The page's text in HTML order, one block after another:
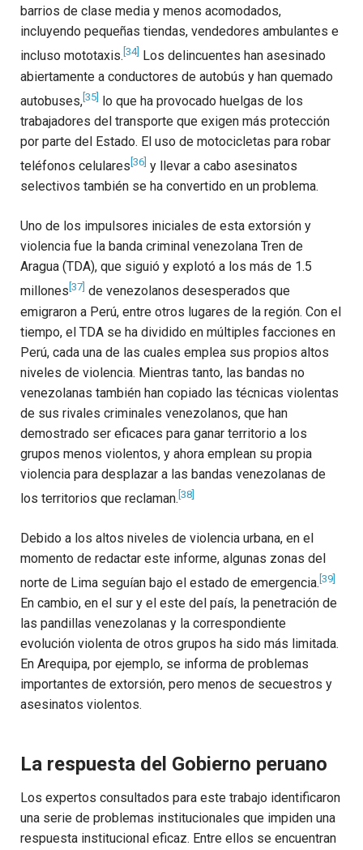
barrios de clase media y menos acomodados,
incluyendo pequeñas tiendas, vendedores ambulantes e
incluso mototaxis. [34] Los delincuentes han asesinado
abiertamente a conductores de autobús y han quemado
autobuses, [35] lo que ha provocado huelgas de los
trabajadores del transporte que exigen más protección
por parte del Estado. El uso de motocicletas para robar
teléfonos celulares [36] y llevar a cabo asesinatos
selectivos también se ha convertido en un problema.
Uno de los impulsores iniciales de esta extorsión y
violencia fue la banda criminal venezolana Tren de
Aragua (TDA), que siguió y explotó a los más de 1.5
millones [37] de venezolanos desesperados que
emigraron a Perú, entre otros lugares de la región. Con el
tiempo, el TDA se ha dividido en múltiples facciones en
Perú, cada una de las cuales emplea sus propios altos
niveles de violencia. Mientras tanto, las bandas no
venezolanas también han copiado las técnicas violentas
de sus rivales criminales venezolanos, que han
demostrado ser eficaces para ganar territorio a los
grupos menos violentos, y ahora emplean su propia
violencia para desplazar a las bandas venezolanas de
los territorios que reclaman. [38]
Debido a los altos niveles de violencia urbana, en el
momento de redactar este informe, algunas zonas del
norte de Lima seguían bajo el estado de emergencia. [39]
En cambio, en el sur y el este del país, la penetración de
las pandillas venezolanas y la correspondiente
evolución violenta de otros grupos ha sido más limitada.
En Arequipa, por ejemplo, se informa de problemas
importantes de extorsión, pero menos de secuestros y
asesinatos violentos.
La respuesta del Gobierno peruano
Los expertos consultados para este trabajo identificaron
una serie de problemas institucionales que impiden una
respuesta institucional eficaz. Entre ellos se encuentran